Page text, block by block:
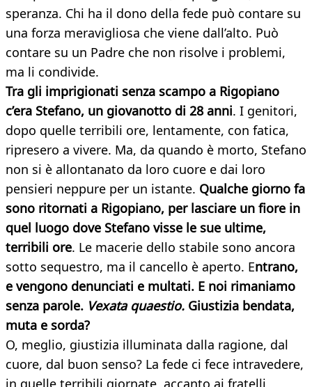
speranza. Chi ha il dono della fede può contare su
una forza meravigliosa che viene dall’alto. Può
contare su un Padre che non risolve i problemi,
ma li condivide.
Tra gli imprigionati senza scampo a Rigopiano
c’era Stefano, un giovanotto di 28 anni. I genitori,
dopo quelle terribili ore, lentamente, con fatica,
ripresero a vivere. Ma, da quando è morto, Stefano
non si è allontanato da loro cuore e dai loro
pensieri neppure per un istante. Qualche giorno fa
sono ritornati a Rigopiano, per lasciare un fiore in
quel luogo dove Stefano visse le sue ultime,
terribili ore. Le macerie dello stabile sono ancora
sotto sequestro, ma il cancello è aperto. Entrano,
e vengono denunciati e multati. E noi rimaniamo
senza parole. Vexata quaestio. Giustizia bendata,
muta e sorda?
O, meglio, giustizia illuminata dalla ragione, dal
cuore, dal buon senso? La fede ci fece intravedere,
in quelle terribili giornate, accanto ai fratelli